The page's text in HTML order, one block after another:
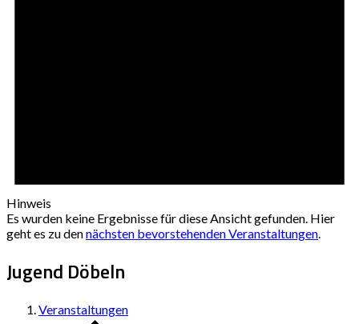
Hinweis
Es wurden keine Ergebnisse für diese Ansicht gefunden. Hier
geht es zu dennächsten bevorstehenden Veranstaltungen.
Jugend Döbeln
Veranstaltungen